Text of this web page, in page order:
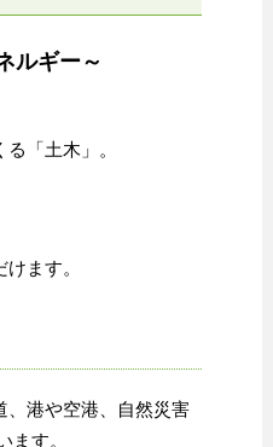
ルギー～
「土木」。
ます。
港や空港、自然災害
す。